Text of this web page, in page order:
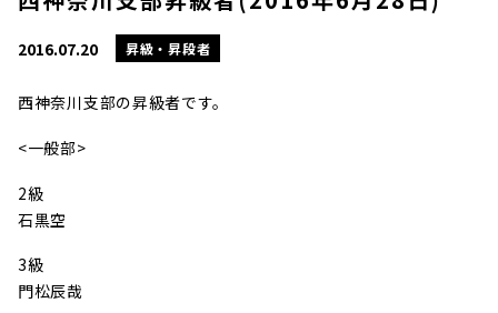
2016.07.20 昇級・昇段者
西神奈川支部の昇級者です。
<一般部>
2級
石黒空
3級
門松辰哉